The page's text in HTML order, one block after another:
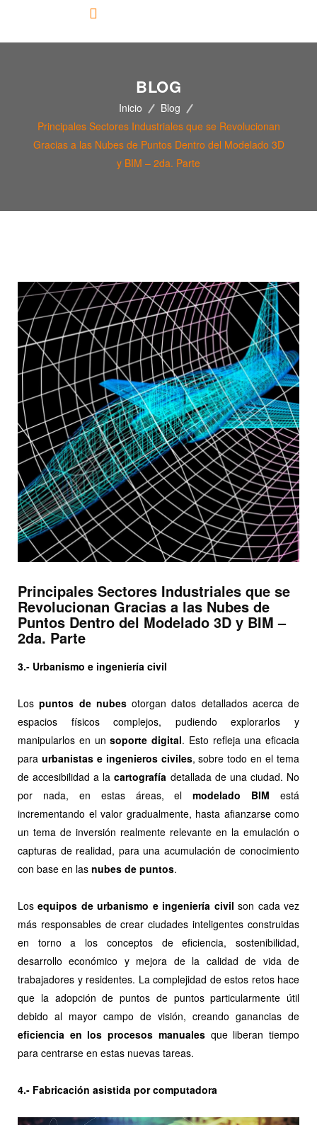
BLOG
Inicio
Blog
Principales Sectores Industriales que se Revolucionan
Gracias a las Nubes de Puntos Dentro del Modelado 3D
y BIM – 2da. Parte
Principales Sectores Industriales que se
Revolucionan Gracias a las Nubes de
Puntos Dentro del Modelado 3D y BIM –
2da. Parte
3.- Urbanismo e ingeniería civil
Lospuntos de nubesotorgan datos detallados acerca de
espacios físicos complejos, pudiendo explorarlos y
manipularlos en unsoporte digital. Esto refleja una eficacia
para urbanistas e ingenieros civiles, sobre todo en el tema
de accesibilidad a lacartografía detallada de una ciudad. No
por nada, en estas áreas, elmodelado BIM está
incrementando el valor gradualmente, hasta afianzarse como
un tema de inversión realmente relevante en la emulación o
capturas de realidad, para una acumulación de conocimiento
con base en las nubes de puntos.
Losequipos de urbanismo e ingeniería civil son cada vez
más responsables de crear ciudades inteligentes construidas
en torno a los conceptos de eficiencia, sostenibilidad,
desarrollo económico y mejora de la calidad de vida de
trabajadores y residentes. La complejidad de estos retos hace
que la adopción de puntos de puntos particularmente útil
debido al mayor campo de visión, creando ganancias de
eficiencia en los procesos manualesque liberan tiempo
para centrarse en estas nuevas tareas.
4.- Fabricación asistida por computadora